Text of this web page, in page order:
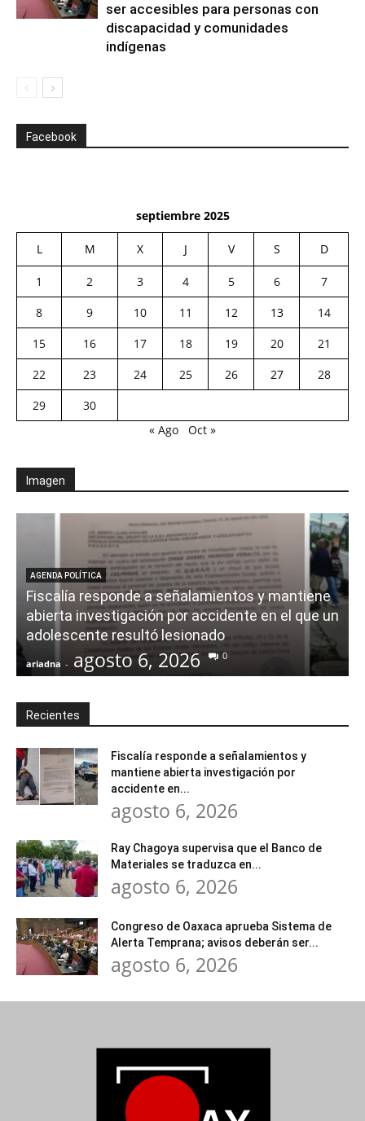
ser accesibles para personas con
discapacidad y comunidades
indígenas
Facebook
septiembre 2025
L M X J V S D
1 2 3 4 5 6
7
8
9 10 11 12 13
14
15
16 17 18 19 20
21
22
23 24 25 26 27
28
29
30
« Ago
Oct »
Imagen
AGENDA POLÍTICA
Fiscalía responde a señalamientos y mantiene
abierta investigación por accidente en el que un
adolescente resultó lesionado
ariadna - agosto 6, 2026 0
Recientes
Fiscalía responde a señalamientos y
mantiene abierta investigación por
accidente en...
agosto 6, 2026
Ray Chagoya supervisa que el Banco de
Materiales se traduzca en...
agosto 6, 2026
Congreso de Oaxaca aprueba Sistema de
Alerta Temprana; avisos deberán ser...
agosto 6, 2026